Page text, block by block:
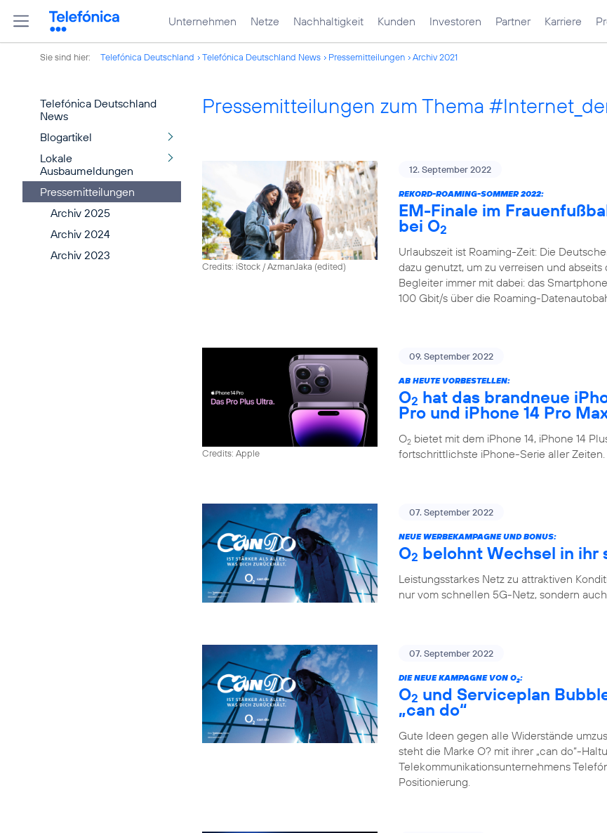
Unternehmen Netze Nachhaltigkeit Kunden Investoren Partner Karriere
Sie sind hier: Telefónica Deutschland Telefónica Deutschland News Pressemitteilungen Archiv 2021
Telefónica Deutschland
News
Blogartikel
Lokale
Ausbaumeldungen
Pressemitteilungen
Archiv 2025
Archiv 2024
Archiv 2023
Pressemitteilungen zum Thema
Credits: iStock / AzmanJaka (edited)
12. September 2022
REKORD-ROAMING-SOMMER 2022:
EM-Finale im
bei O2
Urlaubszeit ist Roaming-Zeit: Die
dazu genutzt, um zu verreisen und
Begleiter immer mit dabei: das
100 Gbit/s über die Roaming-
Credits: Apple
09. September 2022
AB HEUTE VORBESTELLEN:
O2 hat das brandneue
Pro und iPhone 14 Pro
O2 bietet mit dem iPhone 14, iPhone 14
fortschrittlichste iPhone-Serie aller Zeiten.
07. September 2022
NEUE WERBEKAMPAGNE UND BONUS:
O2 belohnt Wechsel in ihr
Leistungsstarkes Netz zu attraktiven
nur vom schnellen 5G-Netz, sondern
07. September 2022
DIE NEUE KAMPAGNE VON O2:
O2 und Serviceplan
„can do“
Gute Ideen gegen alle Widerstände
steht die Marke O? mit ihrer „can do“-
Telekommunikationsunternehmens
Positionierung.